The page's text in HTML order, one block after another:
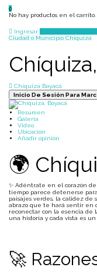
0
No hay productos en el carrito.
Ingresar
Ciudad o Municipio Chiquiza
Chíquiza Boyacá
Inicio De Sesión Para
Resumen
Galería
Video
Ubicación
Añadir opinión
🌍
✨ Adéntrate en el corazón
tiempo parece detenerse
paisajes verdes, la calidez
abrazo que te hará sentir en
reconectar con la esencia de
una historia y cada vista es
🚀